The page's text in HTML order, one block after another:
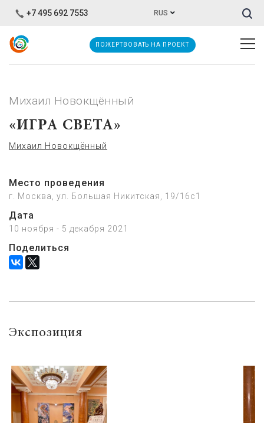
+7 495 692 7553 RUS
ПОЖЕРТВОВАТЬ НА ПРОЕКТ
Михаил Новокщённый
«ИГРА СВЕТА»
Михаил Новокщённый
Место проведения
г. Москва, ул. Большая Никитская, 19/16с1
Дата
10 ноября - 5 декабря 2021
Поделиться
Экспозиция